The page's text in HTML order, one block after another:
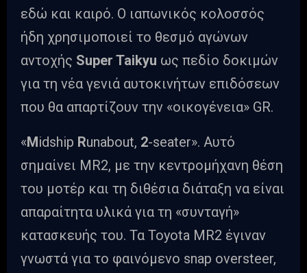
εδώ και καιρό. Ο ιαπωνικός κολοσσός
ήδη χρησιμοποιεί το θεσμό αγώνων
αντοχής Super Taikyu ως πεδίο δοκιμών
για τη νέα γενιά αυτοκινήτων επιδόσεων
που θα απαρτίζουν την «οικογένεια» GR.
«Midship Runabout, 2-seater». Αυτό
σημαίνει MR2, με την κεντρομήχανη θέση
του μοτέρ και τη διθέσια διάταξη να είναι
απαραίτητα υλικά για τη «συνταγή»
κατασκευής του. Τα Toyota MR2 έγιναν
γνωστά για το φαινόμενο snap oversteer,